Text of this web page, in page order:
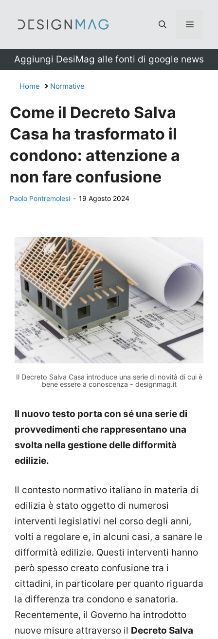
Menu
Aggiungi DesiMag alle fonti di google news
Home Normative
Come il Decreto Salva
Casa ha trasformato il
condono: attenzione a
non fare confusione
Paolo Pontremolesi - 19 Agosto 2024
Il Decreto Salva Casa introduce una serie di novità di cui è
bene essere a conoscenza - designmag.it
Il nuovo testo porta con sé una serie di
provvedimenti che rappresentano una
svolta nella gestione delle difformità
edilizie.
Il contesto normativo italiano in materia di
edilizia è stato oggetto di numerosi
interventi legislativi nel corso degli anni,
volti a regolare e, in alcuni casi, a sanare le
difformità edilizie. Questi interventi hanno
però spesso creato confusione tra i
cittadini, in particolare per quanto riguarda
la differenza tra condono e sanatoria.
Recentemente, il Governo ha introdotto
nuove misure attraverso il Decreto Salva